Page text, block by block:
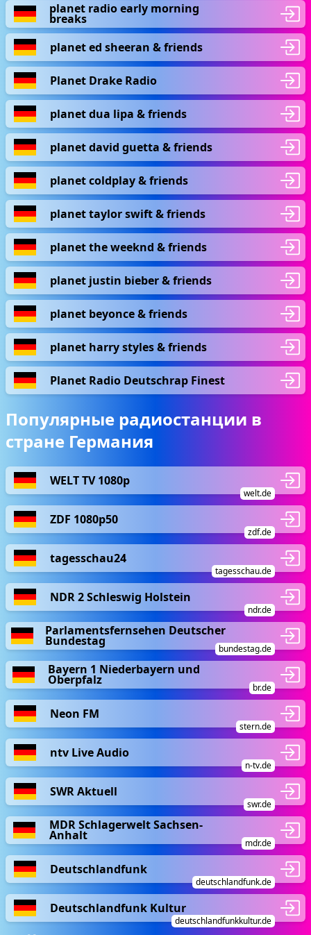
planet radio early morning
breaks
planet ed sheeran & friends
Planet Drake Radio
planet dua lipa & friends
planet david guetta & friends
planet coldplay & friends
planet taylor swift & friends
planet the weeknd & friends
planet justin bieber & friends
planet beyonce & friends
planet harry styles & friends
Planet Radio Deutschrap Finest
Популярные радиостанции в
стране Германия
WELT TV 1080p
welt.de
ZDF 1080p50
zdf.de
tagesschau24
tagesschau.de
NDR 2 Schleswig Holstein
ndr.de
Parlamentsfernsehen Deutscher
Bundestag
bundestag.de
Bayern 1 Niederbayern und
Oberpfalz
br.de
Neon FM
stern.de
ntv Live Audio
n-tv.de
SWR Aktuell
swr.de
MDR Schlagerwelt Sachsen-
Anhalt
mdr.de
Deutschlandfunk
deutschlandfunk.de
Deutschlandfunk Kultur
deutschlandfunkkultur.de